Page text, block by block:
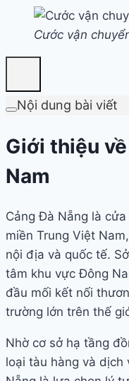
Cước vận
Nội dung bài viết
Giới thiệu
Nam
Cảng Đà Nẵng là
miền Trung Việt
nội địa và quốc tế.
tâm khu vực Đông
đầu mối kết nối
trường lớn trên thế
Nhờ cơ sở hạ tầng
loại tàu hàng và dịch